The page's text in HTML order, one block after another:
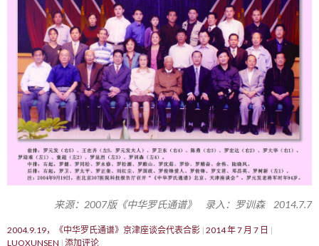
来源：2007版《中华罗氏通谱》 录入：罗训森 2014.7.7
2004.9.19，《中华罗氏通谱》京津座谈会代表合影 2014 年 7 月 7 日
LUOXUNSEN 添加评论